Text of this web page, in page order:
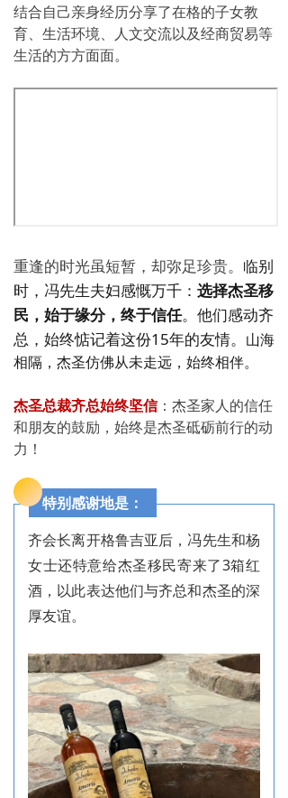
结合自己亲身经历分享了在格的子女教
育、生活环境、人文交流以及经商贸易等
生活的方方面面。
重逢的时光虽短暂，却弥足珍贵。 临别
时，冯先生夫妇感慨万千： 选择杰圣移
民，始于缘分，终于信任。他们感动齐
总，始终惦记着这份15年的友情。 山海
相隔，杰圣仿佛从未走远，始终相伴。
杰圣总裁齐总始终坚信：杰圣家人的信任
和朋友的鼓励，始终是杰圣砥砺前行的动
力！
特别感谢地是：
齐会长离开格鲁吉亚后， 冯先生和杨
女士还特意给杰圣移民寄来了3箱红
酒，以此表达他们与齐总和杰圣的深
厚友谊。